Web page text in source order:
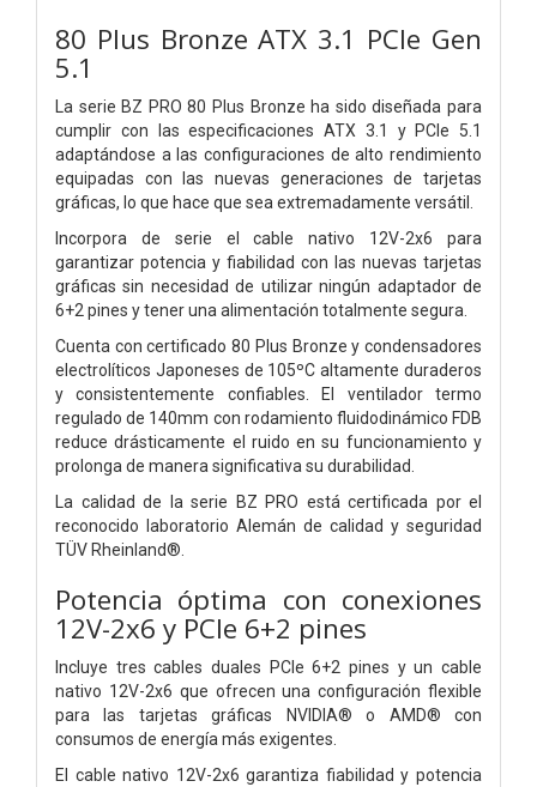
80 Plus Bronze ATX 3.1 PCIe Gen
5.1
La serie BZ PRO 80 Plus Bronze ha sido diseñada para
cumplir con las especificaciones ATX 3.1 y PCIe 5.1
adaptándose a las configuraciones de alto rendimiento
equipadas con las nuevas generaciones de tarjetas
gráficas, lo que hace que sea extremadamente versátil.
Incorpora de serie el cable nativo 12V-2x6 para
garantizar potencia y fiabilidad con las nuevas tarjetas
gráficas sin necesidad de utilizar ningún adaptador de
6+2 pines y tener una alimentación totalmente segura.
Cuenta con certificado 80 Plus Bronze y condensadores
electrolíticos Japoneses de 105ºC altamente duraderos
y consistentemente confiables. El ventilador termo
regulado de 140mm con rodamiento fluidodinámico FDB
reduce drásticamente el ruido en su funcionamiento y
prolonga de manera significativa su durabilidad.
La calidad de la serie BZ PRO está certificada por el
reconocido laboratorio Alemán de calidad y seguridad
TÜV Rheinland®.
Potencia óptima con conexiones
12V-2x6 y PCIe 6+2 pines
Incluye tres cables duales PCIe 6+2 pines y un cable
nativo 12V-2x6 que ofrecen una configuración flexible
para las tarjetas gráficas NVIDIA® o AMD® con
consumos de energía más exigentes.
El cable nativo 12V-2x6 garantiza fiabilidad y potencia